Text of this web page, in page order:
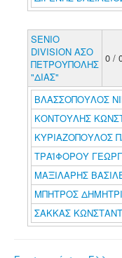
SENIO
DIVISION ΑΣΟ
ΠΕΤΡΟΥΠΟΛΗΣ
"ΔΙΑΣ"
0 /
ΒΛΑΣΣΟΠΟΥΛΟΣ
ΚΟΝΤΟΥΛΗΣ
ΚΥΡΙΑΖΟΠΟΥΛΟΣ
ΤΡΑΪΦΟΡΟΥ
ΜΑΞΙΛΑΡΗΣ
ΜΠΗΤΡΟΣ
ΣΑΚΚΑΣ